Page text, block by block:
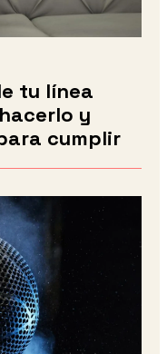
tu línea
y
cumplir